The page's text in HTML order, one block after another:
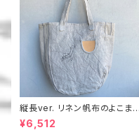
縦長ver. リネン帆布のよこまち
トート
¥6,512